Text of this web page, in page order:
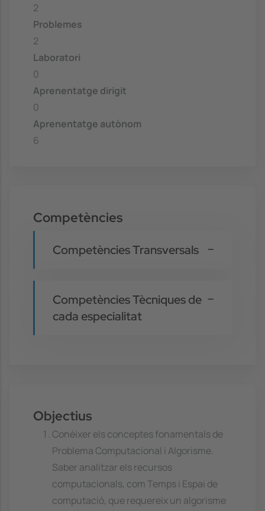
2
Problemes
2
Laboratori
0
Aprenentatge dirigit
0
Aprenentatge autònom
6
Competències
Competències Transversals
Competències Tècniques de
cada especialitat
Objectius
Conèixer els conceptes fonamentals de
Problema Computacional i Algorisme.
Saber analitzar els recursos
computacionals, com Temps i Espai de
computació, que requereix un algorisme